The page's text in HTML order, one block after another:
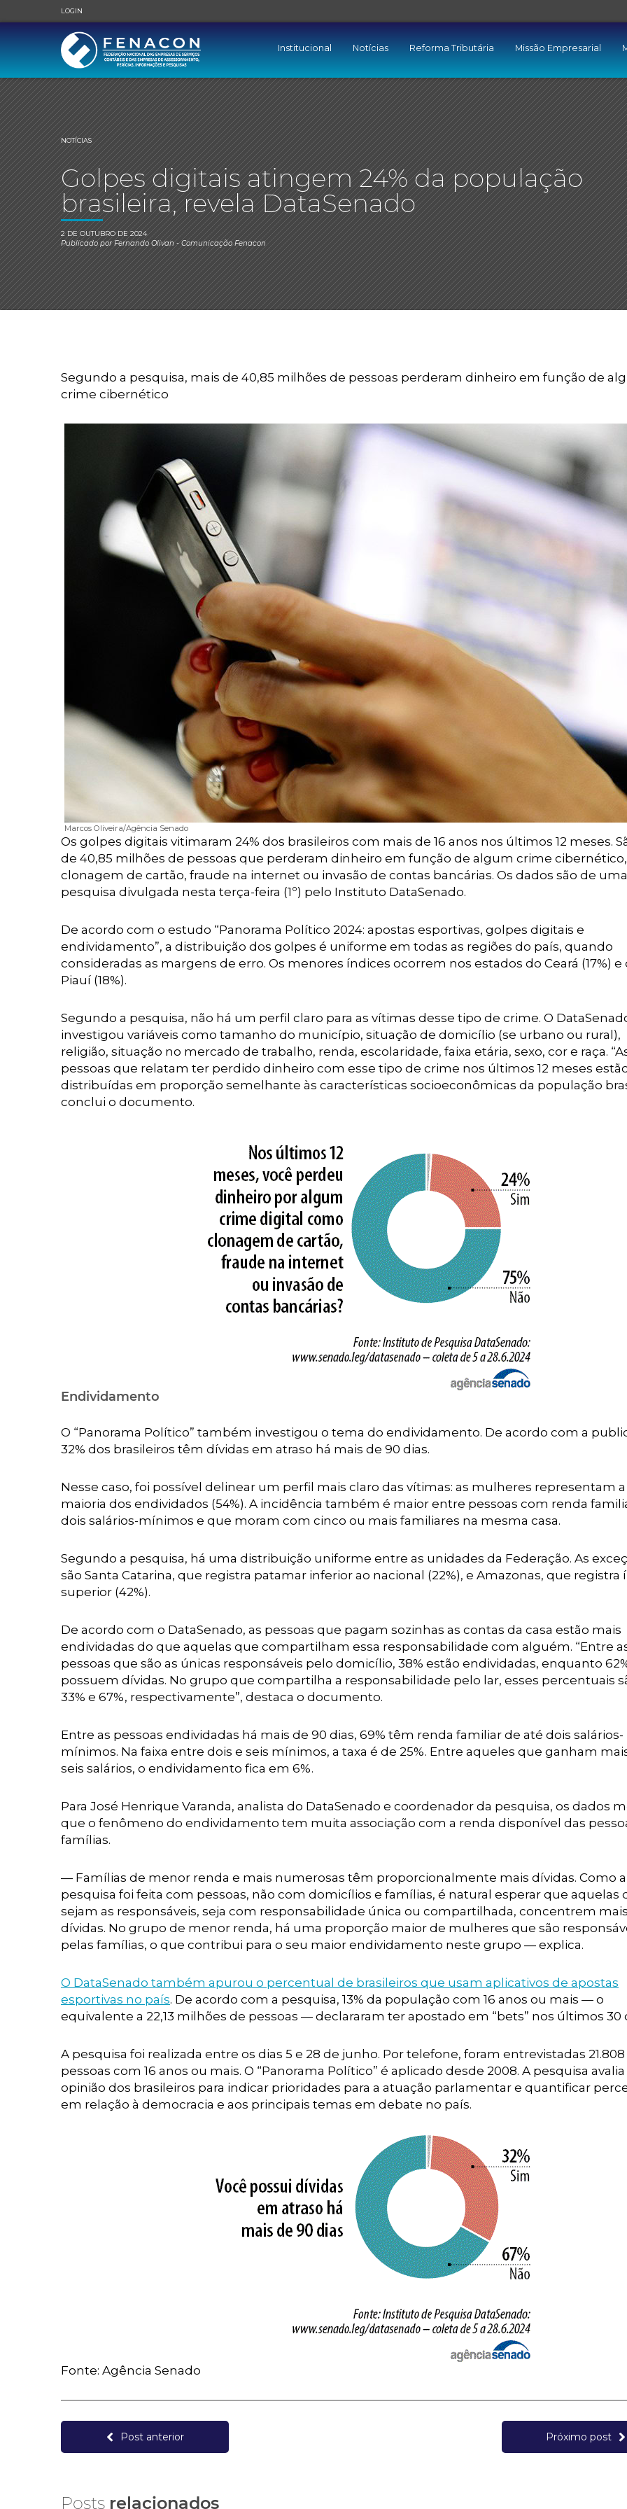
LOGIN
Institucional Notícias Reforma Tributária Missão Empresarial
NOTÍCIAS
Golpes digitais atingem 24% da população
brasileira, revela DataSenado
2 DE OUTUBRO DE 2024
Publicado porFernando Olivan- Comunicação Fenacon
Segundo a pesquisa, mais de 40,85 milhões de pessoas perderam dinheiro em função de
crime cibernético
Marcos Oliveira/Agência Senado
Os golpes digitais vitimaram 24% dos brasileiros com mais de 16 anos nos últimos 12 meses.
de 40,85 milhões de pessoas que perderam dinheiro em função de algum crime
clonagem de cartão, fraude na internet ou invasão de contas bancárias. Os dados são de uma
pesquisa divulgada nesta terça-feira (1º) pelo Instituto DataSenado.
De acordo com o estudo “Panorama Político 2024: apostas esportivas, golpes digitais e
endividamento”, a distribuição dos golpes é uniforme em todas as regiões do país, quando
consideradas as margens de erro. Os menores índices ocorrem nos estados do Ceará (17%) e
Piauí (18%).
Segundo a pesquisa, não há um perfil claro para as vítimas desse tipo de crime. O
investigou variáveis como tamanho do município, situação de domicílio (se urbano ou rural),
religião, situação no mercado de trabalho, renda, escolaridade, faixa etária, sexo, cor e raça.
pessoas que relatam ter perdido dinheiro com esse tipo de crime nos últimos 12 meses
distribuídas em proporção semelhante às características socioeconômicas da população
conclui o documento.
Endividamento
O “Panorama Político” também investigou o tema do endividamento. De acordo com a
32% dos brasileiros têm dívidas em atraso há mais de 90 dias.
Nesse caso, foi possível delinear um perfil mais claro das vítimas: as mulheres representam a
maioria dos endividados (54%). A incidência também é maior entre pessoas com renda
dois salários-mínimos e que moram com cinco ou mais familiares na mesma casa.
Segundo a pesquisa, há uma distribuição uniforme entre as unidades da Federação. As
são Santa Catarina, que registra patamar inferior ao nacional (22%), e Amazonas, que registra
superior (42%).
De acordo com o DataSenado, as pessoas que pagam sozinhas as contas da casa estão mais
endividadas do que aquelas que compartilham essa responsabilidade com alguém. “Entre
pessoas que são as únicas responsáveis pelo domicílio, 38% estão endividadas, enquanto
possuem dívidas. No grupo que compartilha a responsabilidade pelo lar, esses percentuais
33% e 67%, respectivamente”, destaca o documento.
Entre as pessoas endividadas há mais de 90 dias, 69% têm renda familiar de até dois salários-
mínimos. Na faixa entre dois e seis mínimos, a taxa é de 25%. Entre aqueles que ganham
seis salários, o endividamento fica em 6%.
Para José Henrique Varanda, analista do DataSenado e coordenador da pesquisa, os dados
que o fenômeno do endividamento tem muita associação com a renda disponível das
famílias.
— Famílias de menor renda e mais numerosas têm proporcionalmente mais dívidas. Como a
pesquisa foi feita com pessoas, não com domicílios e famílias, é natural esperar que aquelas
sejam as responsáveis, seja com responsabilidade única ou compartilhada, concentrem mais
dívidas. No grupo de menor renda, há uma proporção maior de mulheres que são
pelas famílias, o que contribui para o seu maior endividamento neste grupo — explica.
O DataSenado também apurou o percentual de brasileiros que usam aplicativos de apostas
esportivas no país. De acordo com a pesquisa, 13% da população com 16 anos ou mais — o
equivalente a 22,13 milhões de pessoas — declararam ter apostado em “bets” nos últimos 30
A pesquisa foi realizada entre os dias 5 e 28 de junho. Por telefone, foram entrevistadas 21.808
pessoas com 16 anos ou mais. O “Panorama Político” é aplicado desde 2008. A pesquisa avalia
opinião dos brasileiros para indicar prioridades para a atuação parlamentar e quantificar
em relação à democracia e aos principais temas em debate no país.
Fonte: Agência Senado
Post anterior Próximo post
Posts relacionados